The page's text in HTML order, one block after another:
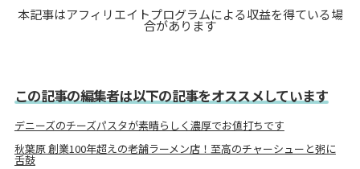
本記事はアフィリエイトプログラムによる収益を得ている場
合があります
この記事の編集者は以下の記事をオススメしています
デニーズのチーズパスタが素晴らしく濃厚でお値打ちです
秋葉原 創業100年超えの老舗ラーメン店！至高のチャーシューと粥に
舌鼓